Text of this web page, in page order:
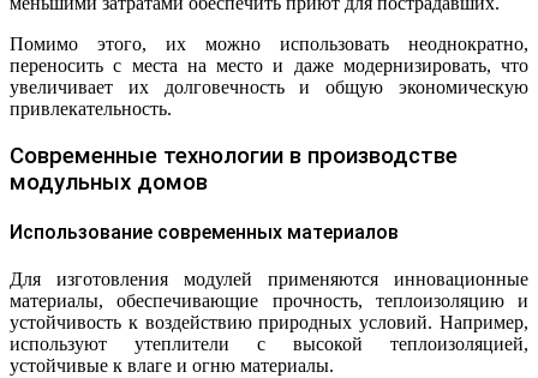
Помимо этого, их можно использовать неоднократно,
переносить с места на место и даже модернизировать, что
увеличивает их долговечность и общую экономическую
привлекательность.
Современные технологии в производстве
модульных домов
Использование современных материалов
Для изготовления модулей применяются инновационные
материалы, обеспечивающие прочность, теплоизоляцию и
устойчивость к воздействию природных условий. Например,
используют утеплители с высокой теплоизоляцией,
устойчивые к влаге и огню материалы.